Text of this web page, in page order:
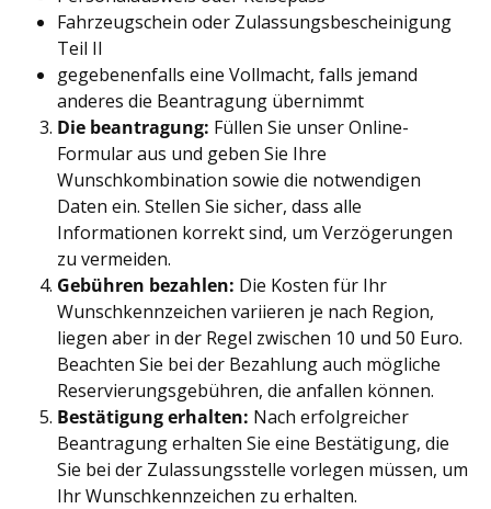
Fahrzeugschein oder Zulassungsbescheinigung
Teil II
gegebenenfalls eine Vollmacht, falls jemand
anderes die Beantragung übernimmt
Die beantragung: Füllen Sie unser Online-
Formular aus und geben Sie Ihre
Wunschkombination sowie die notwendigen
Daten ein. Stellen Sie sicher, dass alle
Informationen korrekt sind, um Verzögerungen
zu vermeiden.
Gebühren bezahlen: Die Kosten für Ihr
Wunschkennzeichen variieren je nach Region,
liegen aber in der Regel zwischen 10 und 50 Euro.
Beachten Sie bei der Bezahlung auch mögliche
Reservierungsgebühren, die anfallen können.
Bestätigung erhalten: Nach erfolgreicher
Beantragung erhalten Sie eine Bestätigung, die
Sie bei der Zulassungsstelle vorlegen müssen, um
Ihr Wunschkennzeichen zu erhalten.